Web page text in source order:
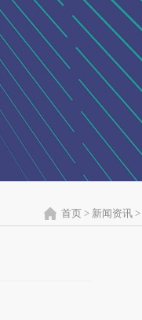
首页 > 新闻资讯 >